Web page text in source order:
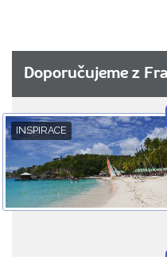
Doporučujeme z
INSPIRACE